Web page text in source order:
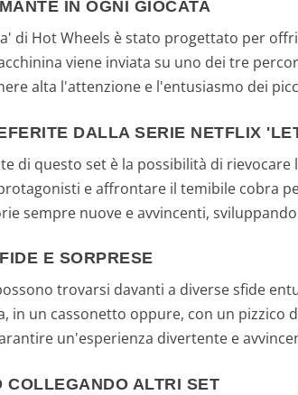
IN OGNI GIOCATA
di Hot Wheels è stato progettato per
viene inviata su uno dei tre
alta l'attenzione e l'entusiasmo dei
DALLA SERIE NETFLIX
di questo set è la possibilità di
e affrontare il temibile cobra
sempre nuove e avvincenti,
E SORPRESE
trovarsi davanti a diverse sfide
in un cassonetto oppure, con un
un'esperienza divertente e
COLLEGANDO ALTRI SET